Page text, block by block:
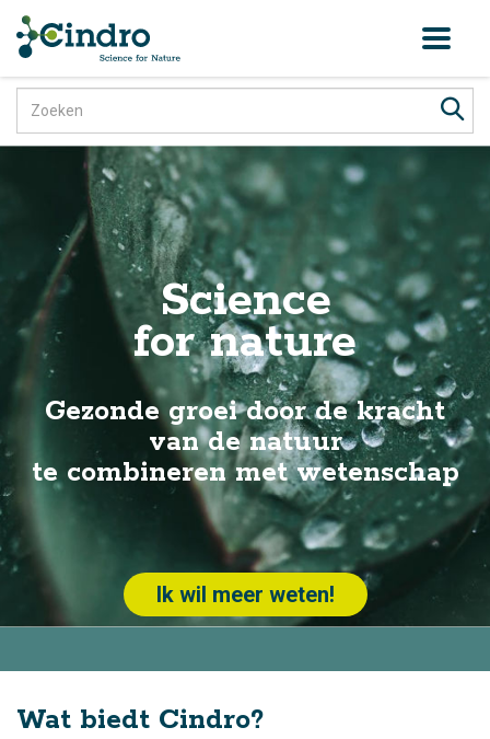
Science
for nature
Gezonde groei door de kracht
van de natuur
te combineren met wetenschap
Ik wil meer weten!
Wat biedt Cindro?